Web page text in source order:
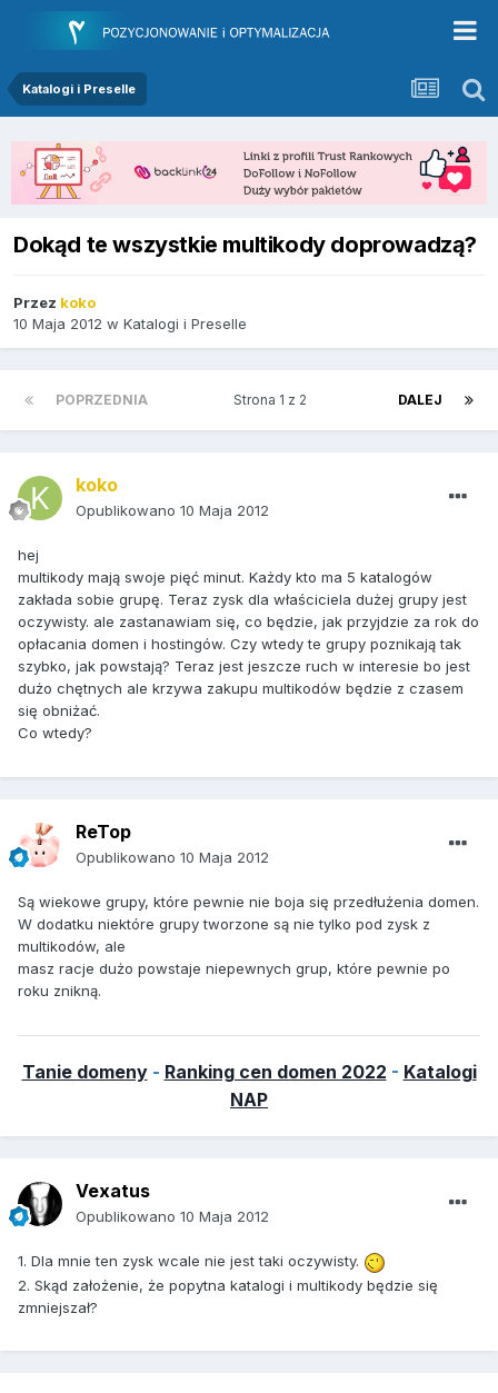
Katalogi i Preselle
Dokąd te wszystkie multikody doprowadzą?
Przez koko
10 Maja 2012 w Katalogi i Preselle
POPRZEDNIA DALEJ
Strona 1 z 2
koko
Opublikowano 10 Maja 2012
hej
multikody mają swoje pięć minut. Każdy kto ma 5 katalogów
zakłada sobie grupę. Teraz zysk dla właściciela dużej grupy jest
oczywisty. ale zastanawiam się, co będzie, jak przyjdzie za rok do
opłacania domen i hostingów. Czy wtedy te grupy poznikają tak
szybko, jak powstają? Teraz jest jeszcze ruch w interesie bo jest
dużo chętnych ale krzywa zakupu multikodów będzie z czasem
się obniżać.
Co wtedy?
ReTop
Opublikowano 10 Maja 2012
Są wiekowe grupy, które pewnie nie boja się przedłużenia domen.
W dodatku niektóre grupy tworzone są nie tylko pod zysk z
multikodów, ale
masz racje dużo powstaje niepewnych grup, które pewnie po
roku znikną.
Tanie domeny- Ranking cen domen 2022 - Katalogi
NAP
Vexatus
Opublikowano 10 Maja 2012
1. Dla mnie ten zysk wcale nie jest taki oczywisty.
2. Skąd założenie, że popytna katalogi i multikody będzie się
zmniejszał?